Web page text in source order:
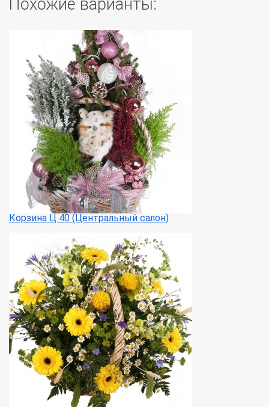
Похожие варианты:
Корзина Ц 40 (Центральный салон)